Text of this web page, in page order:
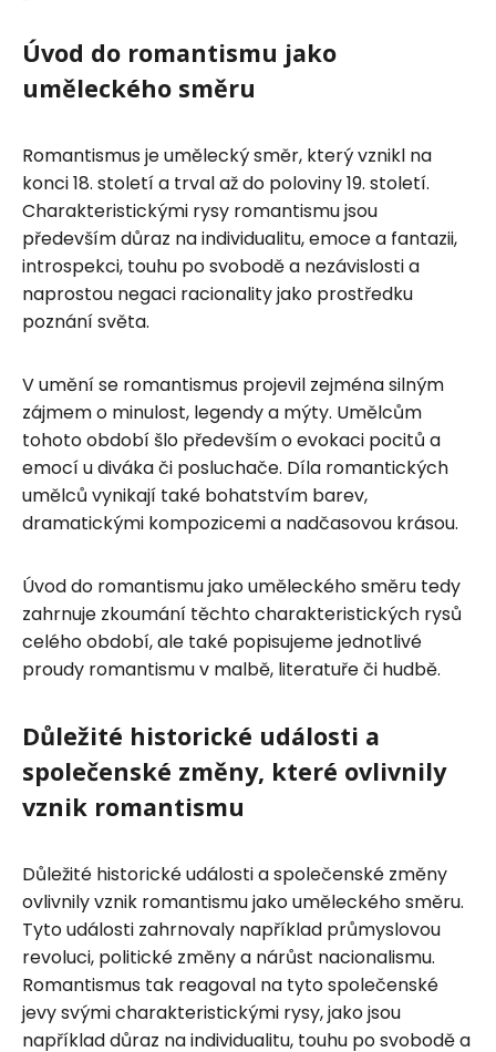
Úvod do romantismu jako
uměleckého směru
Romantismus je umělecký směr, který vznikl na
konci 18. století a trval až do poloviny 19. století.
Charakteristickými rysy romantismu jsou
především důraz na individualitu, emoce a fantazii,
introspekci, touhu po svobodě a nezávislosti a
naprostou negaci racionality jako prostředku
poznání světa.
V umění se romantismus projevil zejména silným
zájmem o minulost, legendy a mýty. Umělcům
tohoto období šlo především o evokaci pocitů a
emocí u diváka či posluchače. Díla romantických
umělců vynikají také bohatstvím barev,
dramatickými kompozicemi a nadčasovou krásou.
Úvod do romantismu jako uměleckého směru tedy
zahrnuje zkoumání těchto charakteristických rysů
celého období, ale také popisujeme jednotlivé
proudy romantismu v malbě, literatuře či hudbě.
Důležité historické události a
společenské změny, které ovlivnily
vznik romantismu
Důležité historické události a společenské změny
ovlivnily vznik romantismu jako uměleckého směru.
Tyto události zahrnovaly například průmyslovou
revoluci, politické změny a nárůst nacionalismu.
Romantismus tak reagoval na tyto společenské
jevy svými charakteristickými rysy, jako jsou
například důraz na individualitu, touhu po svobodě a